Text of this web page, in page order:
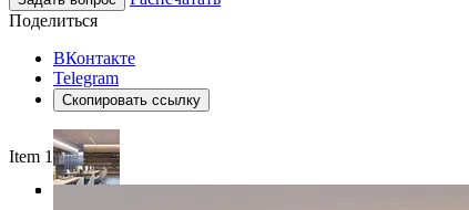
Поделиться
ВКонтакте
Telegram
Скопировать ссылку
Item 1 of 4